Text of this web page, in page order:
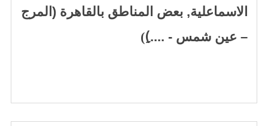
الاسماعلية, بعض المناطق بالقاهرة (المرج
– عين شمس - ....)ِ)